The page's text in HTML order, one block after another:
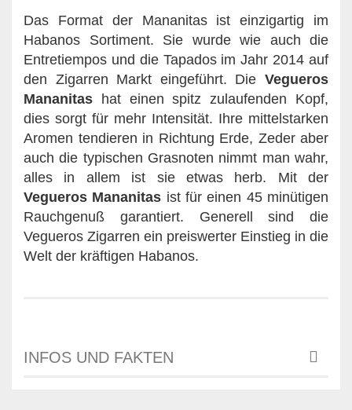
Das Format der Mananitas ist einzigartig im
Habanos Sortiment. Sie wurde wie auch die
Entretiempos und die Tapados im Jahr 2014 auf
den Zigarren Markt eingeführt. Die Vegueros
Mananitas hat einen spitz zulaufenden Kopf,
dies sorgt für mehr Intensität. Ihre mittelstarken
Aromen tendieren in Richtung Erde, Zeder aber
auch die typischen Grasnoten nimmt man wahr,
alles in allem ist sie etwas herb. Mit der
Vegueros Mananitas ist für einen 45 minütigen
Rauchgenuß garantiert. Generell sind die
Vegueros Zigarren ein preiswerter Einstieg in die
Welt der kräftigen Habanos.
INFOS UND FAKTEN